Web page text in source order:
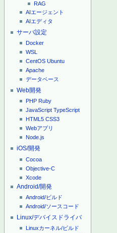
RAG
AIエージェント
AIエディタ
サーバ設定
Docker
WSL
CentOS Ubuntu
Apache
データベース
Web開発
PHP Ruby
JavaScript TypeScript
HTML5 CSS3
Webアプリ
Node.js
iOS/開発
Cocoa
Objective-C
Xcode
Android/開発
Android/ビルド
Android/ソースコード
Linux/デバイスドライバ
Linuxカーネル/ビルド